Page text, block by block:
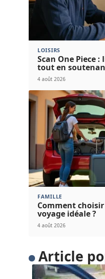
LOISIRS
Scan One Piece
tout en
4 août 2026
FAMILLE
Comment
voyage idéale ?
4 août 2026
Article